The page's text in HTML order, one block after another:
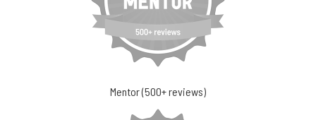
Mentor (500+ reviews)